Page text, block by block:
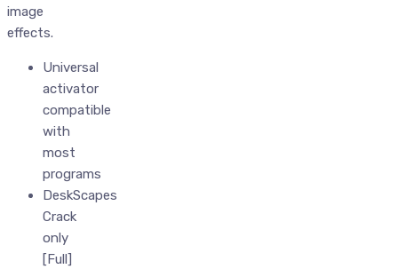
image
effects.
Universal
activator
compatible
with
most
programs
DeskScapes
Crack
only
[Full]